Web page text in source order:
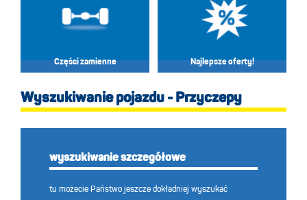
Części zamienne Najlepsze oferty!
Wyszukiwanie pojazdu - Przyczepy
wyszukiwanie szczegółowe
tu możecie Państwo jeszcze dokładniej wyszukać